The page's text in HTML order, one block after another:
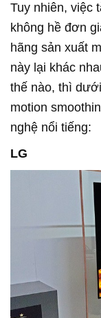
Tuy nhiên, việc
không hề đơn
hãng sản xuất
này lại khác
thế nào, thì
motion
nghệ nổi tiếng:
LG